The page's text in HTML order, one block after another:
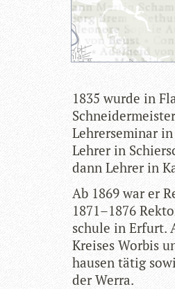
1835 wurde in
Leh­rer­se­mi­nar
Leh­rer in
dann Leh­rer in
Ab 1869 war er
1871–1876
schule in Erfurt.
Krei­ses Wor­bis
hau­sen tätig
der Werra.